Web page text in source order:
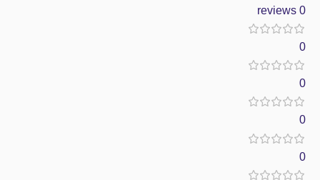
0 reviews
0
0
0
0